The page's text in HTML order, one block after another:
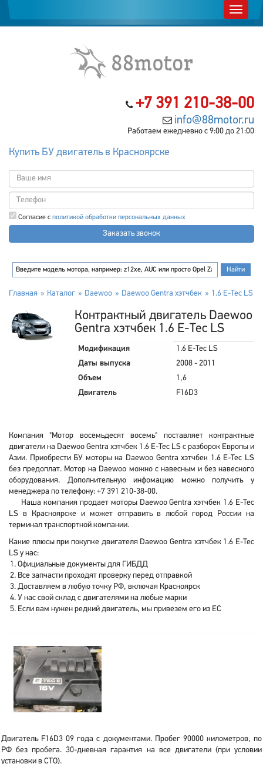
+7 391 210-38-00
info@88motor.ru
Работаем ежедневно с 9:00 до 21:00
Купить БУ двигатель в Красноярске
Согласие с политикой обработки персональных данных
Заказать звонок
Главная Каталог Daewoo Daewoo Gentra хэтчбек 1.6 E-Tec LS
Контрактный двигатель Daewoo
Gentra хэтчбек 1.6 E-Tec LS
Модификация
1.6 E-Tec LS
Даты выпуска
2008 - 2011
Объем
1,6
Двигатель
F16D3
Компания "Мотор восемьдесят восемь" поставляет контрактные
двигатели на Daewoo Gentra хэтчбек 1.6 E-Tec LS с разборок Европы и
Азии. Приобрести БУ моторы на Daewoo Gentra хэтчбек 1.6 E-Tec LS
без предоплат. Мотор на Daewoo можно с навесным и без навесного
оборудования. Дополнительную инфомацию можно получить у
менеджера по телефону: +7 391 210-38-00.
Наша компания продает моторы Daewoo Gentra хэтчбек 1.6 E-Tec
LS в Красноярске и может отправить в любой город России на
терминал транспортной компании.
Какие плюсы при покупке двигателя Daewoo Gentra хэтчбек 1.6 E-Tec
LS у нас:
Официальные документы для ГИБДД
Все запчасти проходят проверку перед отправкой
Доставляем в любую точку РФ, включая Красноярск
У нас свой склад с двигателями на любые марки
Если вам нужен редкий двигатель, мы привезем его из ЕС
Двигатель F16D3 09 года с документами. Пробег 90000 километров, по
РФ без пробега. 30-дневная гарантия на все двигатели (при условии
установки в СТО).